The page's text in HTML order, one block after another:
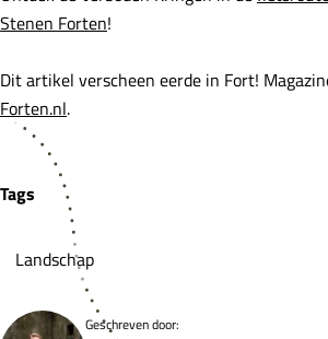
Stenen Forten!
Dit artikel verscheen eerde in Fort!
Forten.nl.
Tags
Landschap
Geschreven door: